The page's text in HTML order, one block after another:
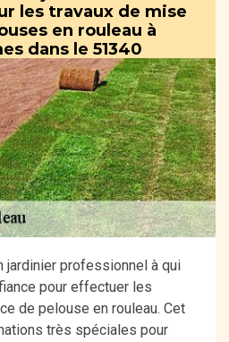
les travaux de mise
en rouleau à
dans le 51340
jardinier professionnel à qui
pour effectuer les
de pelouse en rouleau. Cet
très spéciales pour